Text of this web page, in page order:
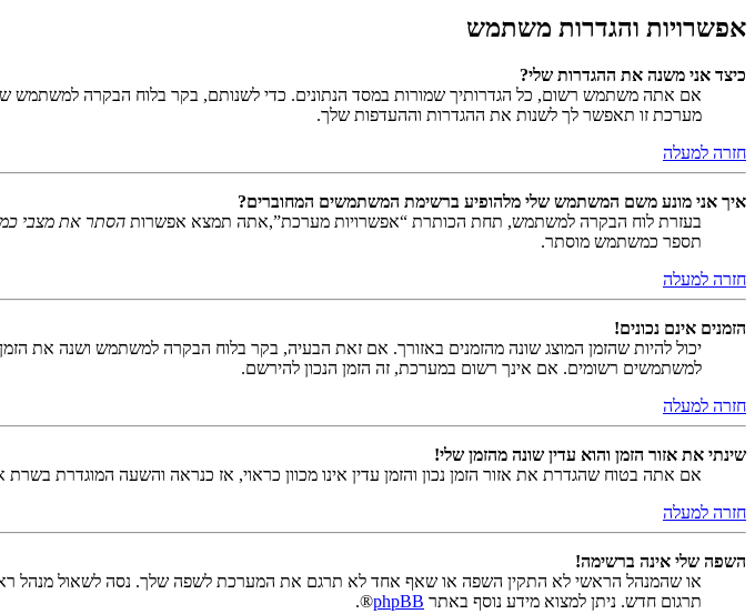
אפשרויות והגדרות משתמש
כיצד אני משנה את ההגדרות שלי?
אם אתה משתמש רשום, כל הגדרותיך שמורות במסד הנתונים. כדי לשנותם, בקר בלוח הבקרה למשתמש
מערכת זו תאפשר לך לשנות את ההגדרות וההעדפות שלך.
חזרה למעלה
איך אני מונע משם המשתמש שלי מלהופיע ברשימת המשתמשים המחוברים?
בעזרת לוח הבקרה למשתמש, תחת הכותרת “אפשרויות מערכת”,אתה תמצא אפשרות הסתר את מצבי
תספר כמשתמש מוסתר.
חזרה למעלה
הזמנים אינם נכונים!
יכול להיות שהזמן המוצג שונה מהזמנים באזורך. אם זאת הבעיה, בקר בלוח הבקרה למשתמש ושנה את הזמן
למשתמשים רשומים. אם אינך רשום במערכת, זה הזמן הנכון להירשם.
חזרה למעלה
שינתי את אזור הזמן והוא עדין שונה מהזמן שלי!
אם אתה בטוח שהגדרת את אזור הזמן נכון והזמן עדין אינו מכוון כראוי, אז כנראה והשעה המוגדרת
חזרה למעלה
השפה שלי אינה ברשימה!
או שהמנהל הראשי לא התקין השפה או שאף אחד לא תרגם את המערכת לשפה שלך. נסה לשאול מנהל
תרגום חדש. ניתן למצוא מידע נוסף באתר phpBB
®.